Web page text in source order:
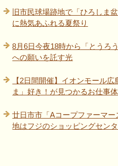
旧市民球場跡地で「ひろしま
に熱気あふれる夏祭り
8月6日今夜18時から「とうろ
への願いを託す光
【2日間開催】イオンモール
ま」好き！が見つかるお仕事
廿日市市「Aコープファーマ
地はフジのショッピングセン